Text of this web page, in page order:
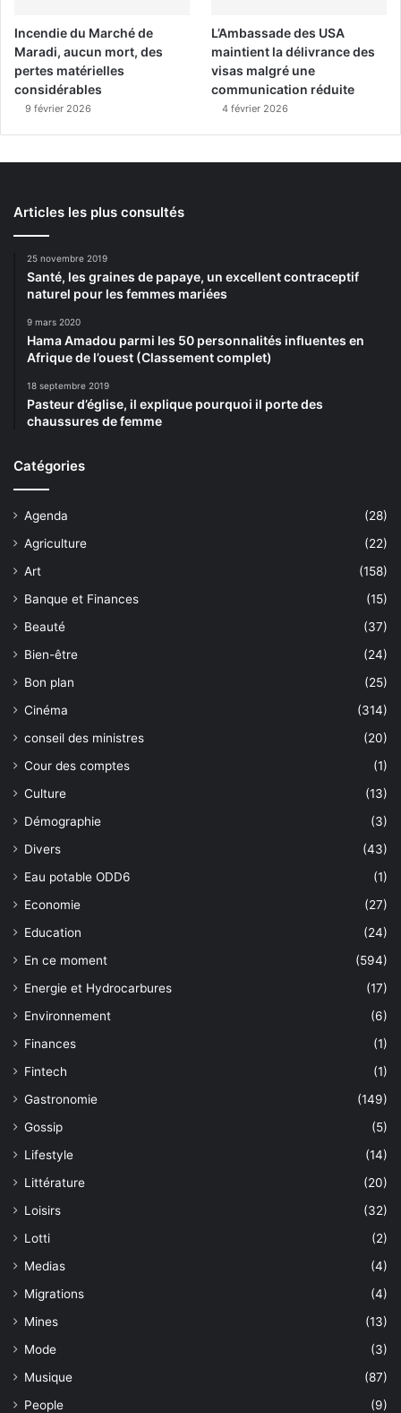
Incendie du Marché de
Maradi, aucun mort, des
pertes matérielles
considérables
9 février 2026
L’Ambassade des USA
maintient la délivrance des
visas malgré une
communication réduite
4 février 2026
Articles les plus consultés
25 novembre 2019
Santé, les graines de papaye, un excellent contraceptif
naturel pour les femmes mariées
9 mars 2020
Hama Amadou parmi les 50 personnalités influentes en
Afrique de l’ouest (Classement complet)
18 septembre 2019
Pasteur d’église, il explique pourquoi il porte des
chaussures de femme
Catégories
Agenda
(28)
Agriculture
(22)
Art
(158)
Banque et Finances
(15)
Beauté
(37)
Bien-être
(24)
Bon plan
(25)
Cinéma
(314)
conseil des ministres
(20)
Cour des comptes
(1)
Culture
(13)
Démographie
(3)
Divers
(43)
Eau potable ODD6
(1)
Economie
(27)
Education
(24)
En ce moment
(594)
Energie et Hydrocarbures
(17)
Environnement
(6)
Finances
(1)
Fintech
(1)
Gastronomie
(149)
Gossip
(5)
Lifestyle
(14)
Littérature
(20)
Loisirs
(32)
Lotti
(2)
Medias
(4)
Migrations
(4)
Mines
(13)
Mode
(3)
Musique
(87)
People
(9)